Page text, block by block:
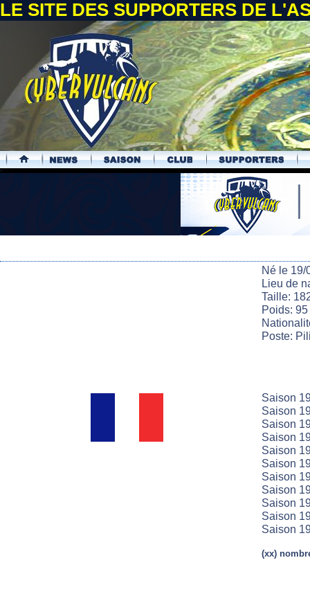
LE SITE DES SUPPORTERS DE
.
Né le 19/
Lieu de
Taille:
Poids:
Poste:
Saison
Saison
Saison
Saison
Saison
Saison
Saison
Saison
Saison
Saison
Saison
(xx)